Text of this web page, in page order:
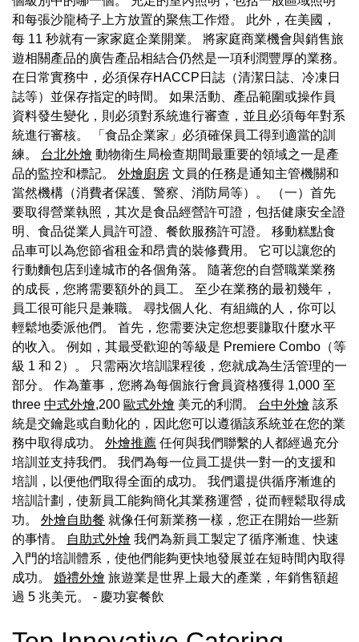
和每張沙龍椅子上方放置的聚焦工作燈。 此外，在美國，
每 11 秒就有一家家庭企業開業。 將家庭商業機會與銷售旅
遊相關產品的廣告產品相結合仍然是一項利潤豐厚的業務。
在日常實務中，必須保存HACCP日誌（清潔日誌、冷凍日
誌等）並保存指定的時間。 如果活動、產品範圍或操作員
資料發生變化，則必須對系統進行審查，並且必須每年對系
統進行審核。 「食品企業家」必須確保員工得到適當的訓
練。 台北外燴 動物衛生局檢查期間最重要的領域之一是產
品的監控和標記。 外燴廚房 文員的任務是通知主管機關和
當然機構（消費者保護、警察、消防局等）。 （一）首先
要取得營業執照，其次是食品經營許可證，包括健康安全證
明、食品從業人員許可證、餐飲服務許可證。 移動糕點食
品車可以為您節省租金和昂貴的裝修費用。 它可以讓您的
行動麵包店到達城市的各個角落。 隨著您的自營職業業務
的成長，您將需要額外的員工。 至少在業務的最初幾年，
員工很可能只是兼職。 尋找個人化、有組織的人，你可以
輕鬆地委派他們。 首先，您需要決定您想要賺取什麼水平
的收入。 例如，其最受歡迎的等級是 Premiere Combo（等
級 1 和 2）。 只需兩次培訓課程後，您就成為生活管理的一
部分。 作為董事，您將為每個旅行會員資格獲得 1,000 至
three 中式外燴,200 歐式外燴 美元的利潤。 台中外燴 該系
統是交鑰匙或自動化的，因此您可以遵循該系統並在您的業
務中取得成功。 外燴推薦 任何與我們聯繫的人都經過充分
培訓並支持我們。 我們為每一位員工提供一對一的支援和
培訓，以便他們取得全面的成功。 我們還提供循序漸進的
培訓計劃，使新員工能夠簡化其業務運營，從而輕鬆取得成
功。 外燴自助餐 就像任何新業務一樣，您正在開始一些新
的事情。
自助式外燴 我們為新員工製定了循序漸進、快速
入門的培訓體系，使他們能夠更快地發展並在短時間內取得
成功。 婚禮外燴 旅遊業是世界上最大的產業，年銷售額超
過 5 兆美元。 - 慶功宴餐飲